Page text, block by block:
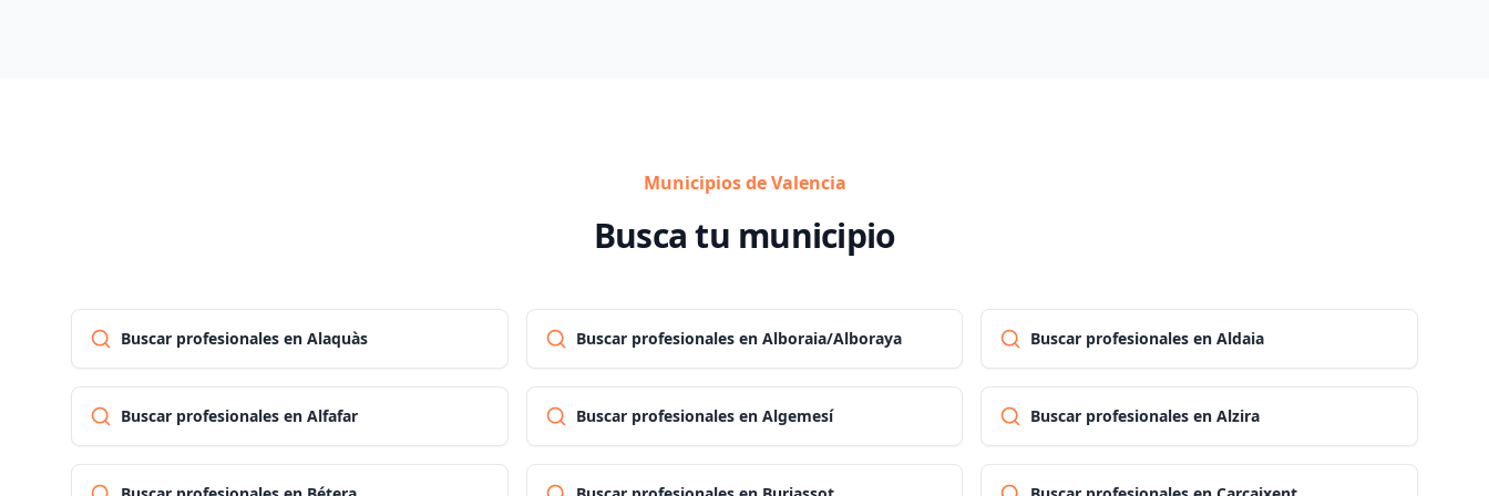
Cantabria
Sevilla
Municipios de Valencia
Busca tu municipio
Buscar profesionales en Alaquàs Buscar profesionales en Alboraia/Alboraya Buscar profesionales en Aldaia
Buscar profesionales en Alfafar Buscar profesionales en Algemesí Buscar profesionales en Alzira